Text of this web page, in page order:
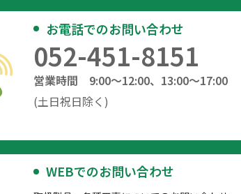
お電話でのお問い合わせ
052-451-8151
営業時間 9:00～12:00、13:00～17:00
(土日祝日除く)
WEBでのお問い合わせ